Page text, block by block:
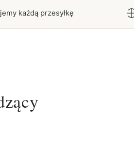
każdą przesyłkę